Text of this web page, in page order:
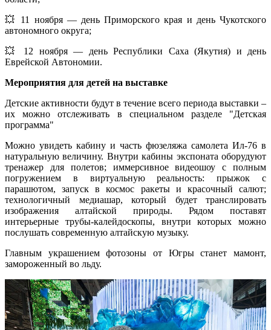
💥 11 ноября — день Приморского края и день Чукотского
автономного округа;
💥 12 ноября — день Республики Саха (Якутия) и день
Еврейской Автономии.
Мероприятия для детей на выставке
Детские активности будут в течение всего периода выставки –
их можно отслеживать в специальном разделе "Детская
программа"
Можно увидеть кабину и часть фюзеляжа самолета Ил-76 в
натуральную величину. Внутри кабины экспоната оборудуют
тренажер для полетов; иммерсивное видеошоу с полным
погружением в виртуальную реальность: прыжок с
парашютом, запуск в космос ракеты и красочный салют;
технологичный медиашар, который будет транслировать
изображения алтайской природы. Рядом поставят
интерьерные трубы-калейдоскопы, внутри которых можно
послушать современную алтайскую музыку.
Главным украшением фотозоны от Югры станет мамонт,
замороженный во льду.